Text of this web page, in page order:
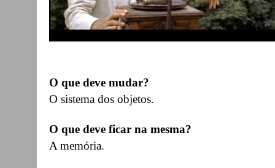
O que deve mudar?
O sistema dos objetos.
O que deve ficar na mesma?
A memória.